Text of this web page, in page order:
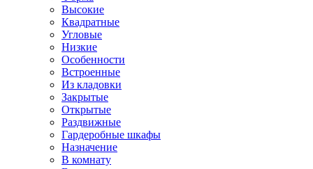
Высокие
Квадратные
Угловые
Низкие
Особенности
Встроенные
Из кладовки
Закрытые
Открытые
Раздвижные
Гардеробные шкафы
Назначение
В комнату